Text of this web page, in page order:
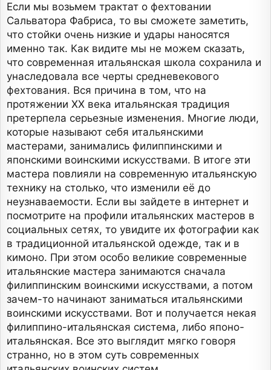
Если мы возьмем трактат о фехтовании
Сальватора Фабриса, то вы сможете заметить,
что стойки очень низкие и удары наносятся
именно так. Как видите мы не можем сказать,
что современная итальянская школа сохранила и
унаследовала все черты средневекового
фехтования. Вся причина в том, что на
протяжении XX века итальянская традиция
претерпела серьезные изменения. Многие люди,
которые называют себя итальянскими
мастерами, занимались филиппинскими и
японскими воинскими искусствами. В итоге эти
мастера повлияли на современную итальянскую
технику на столько, что изменили её до
неузнаваемости. Если вы зайдете в интернет и
посмотрите на профили итальянских мастеров в
социальных сетях, то увидите их фотографии как
в традиционной итальянской одежде, так и в
кимоно. При этом особо великие современные
итальянские мастера занимаются сначала
филиппинским воинскими искусствами, а потом
зачем-то начинают заниматься итальянскими
воинскими искусствами. Вот и получается некая
филиппино-итальянская система, либо японо-
итальянская. Все это выглядит мягко говоря
странно, но в этом суть современных